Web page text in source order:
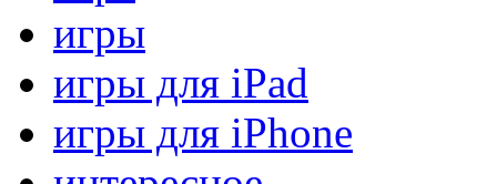
игры
игры для iPad
игры для iPhone